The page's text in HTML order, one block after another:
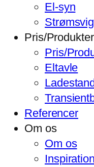
El-syn
Pris/Produkter
Pris/
Eltavle
Referencer
Om os
Om os
Inspiration